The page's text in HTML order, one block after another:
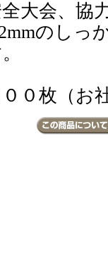
大会、協
のしっ
００枚（お